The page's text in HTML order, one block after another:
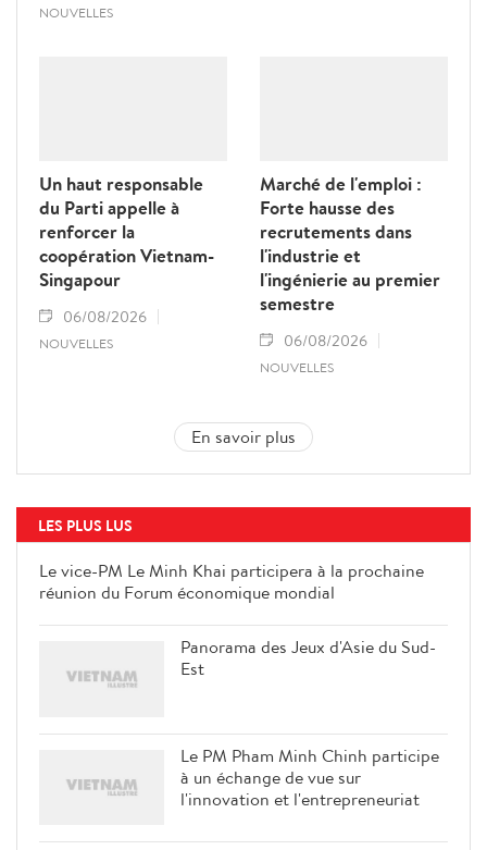
NOUVELLES
Un haut responsable
du Parti appelle à
renforcer la
coopération Vietnam-
Singapour
06/08/2026
NOUVELLES
Marché de l'emploi :
Forte hausse des
recrutements dans
l'industrie et
l'ingénierie au premier
semestre
06/08/2026
NOUVELLES
En savoir plus
LES PLUS LUS
Le vice-PM Le Minh Khai participera à la prochaine
réunion du Forum économique mondial
Panorama des Jeux d'Asie du Sud-
Est
Le PM Pham Minh Chinh participe
à un échange de vue sur
l'innovation et l'entrepreneuriat